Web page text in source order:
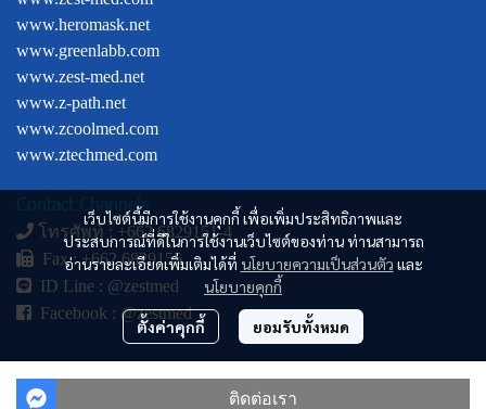
ติดต่อเรา
เว็บไซต์นี้มีการใช้งานคุกกี้ เพื่อเพิ่มประสิทธิภาพและ
ประสบการณ์ที่ดีในการใช้งานเว็บไซต์ของท่าน ท่านสามารถ
อ่านรายละเอียดเพิ่มเติมได้ที่ นโยบายความเป็นส่วนตัว และ
นโยบายคุกกี้
ตั้งค่าคุกกี้ ยอมรับทั้งหมด
www.heromask.net
www.greenlabb.com
www.zest-med.net
www.z-path.net
www.zcoolmed.com
www.ztechmed.com
Contact Channels
โทรศัพท์ : +662 6829151-4
Fax : +662 6829155
ID Line : @zestmed
Facebook : @zestmed
© Copyright 2024. All Right Reserved.